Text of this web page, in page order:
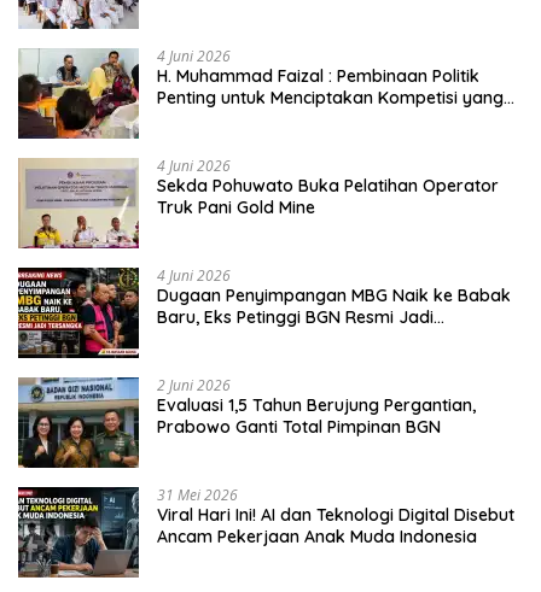
4 Juni 2026
H. Muhammad Faizal : Pembinaan Politik
Penting untuk Menciptakan Kompetisi yang
4 Juni 2026
Sekda Pohuwato Buka Pelatihan Operator
Truk Pani Gold Mine
4 Juni 2026
Dugaan Penyimpangan MBG Naik ke Babak
Baru, Eks Petinggi BGN Resmi Jadi
2 Juni 2026
Evaluasi 1,5 Tahun Berujung Pergantian,
Prabowo Ganti Total Pimpinan BGN
31 Mei 2026
Viral Hari Ini! AI dan Teknologi Digital Disebut
Ancam Pekerjaan Anak Muda Indonesia